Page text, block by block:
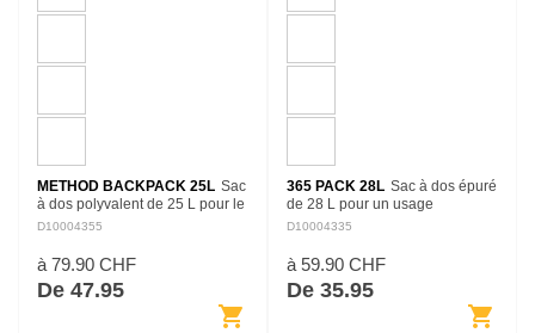
METHOD BACKPACK 25L Sac
à dos polyvalent de 25 L pour le
quotidien, avec une construction
rangement adaptés au matériel
de travail, d’études…
D10004355
à 79.90 CHF
De 47.95
shopping_cart
365 PACK 28L Sac à dos épuré
de 28 L pour un usage
quotidien. Son compartiment
avant zippée et son fond
rembourré offrent une…
D10004335
à 59.90 CHF
De 35.95
shopping_cart